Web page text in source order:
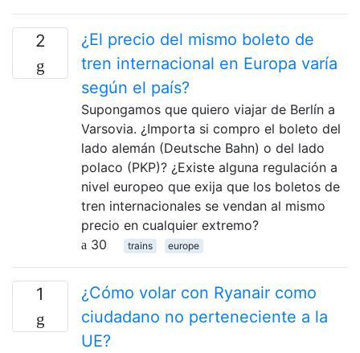
2
¿El precio del mismo boleto de
tren internacional en Europa varía
según el país?
Supongamos que quiero viajar de Berlín a
Varsovia. ¿Importa si compro el boleto del
lado alemán (Deutsche Bahn) o del lado
polaco (PKP)? ¿Existe alguna regulación a
nivel europeo que exija que los boletos de
tren internacionales se vendan al mismo
precio en cualquier extremo?
30
trains europe
1
¿Cómo volar con Ryanair como
ciudadano no perteneciente a la
UE?